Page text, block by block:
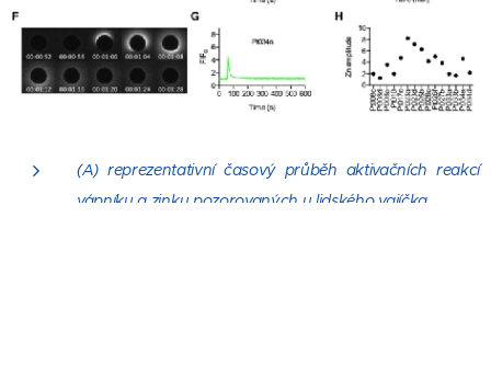
(A) reprezentativní časový průběh aktivačních reakcí
vápníku a zinku pozorovaných u lidského vajíčka